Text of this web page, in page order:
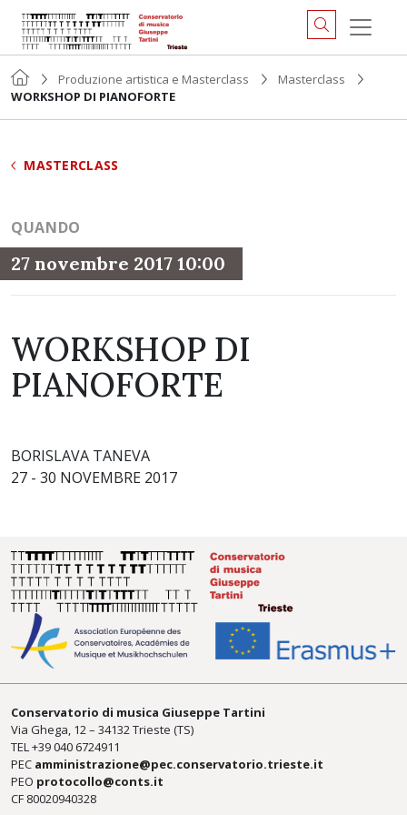
Produzione artistica e Masterclass
Masterclass
WORKSHOP DI PIANOFORTE
MASTERCLASS
QUANDO
27 novembre 2017 10:00
WORKSHOP DI
PIANOFORTE
BORISLAVA TANEVA
27 - 30 NOVEMBRE 2017
Conservatorio di musica Giuseppe Tartini
Via Ghega, 12 – 34132 Trieste (TS)
TEL +39040 6724911
PEC amministrazione@pec.conservatorio.trieste.it
PEO protocollo@conts.it
CF 80020940328